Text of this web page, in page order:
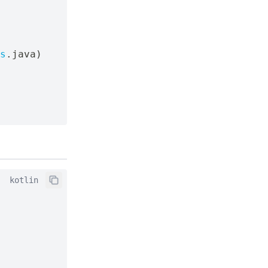
. java )
kotlin